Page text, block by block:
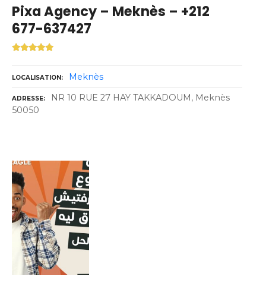
Pixa Agency – Meknès – +212
677-637427
LOCALISATION Meknès
ADRESSE
NR 10 RUE 27 HAY TAKKADOUM, Meknès
50050